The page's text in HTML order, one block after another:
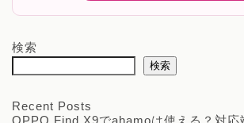
検索
検索
Recent Posts
OPPO Find X9でahamoは使える？対応